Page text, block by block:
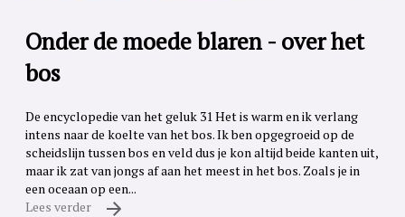
Onder de moede blaren - over het
bos
De encyclopedie van het geluk 31 Het is warm en ik verlang
intens naar de koelte van het bos. Ik ben opgegroeid op de
scheidslijn tussen bos en veld dus je kon altijd beide kanten uit,
maar ik zat van jongs af aan het meest in het bos. Zoals je in
een oceaan op een...
Lees verder